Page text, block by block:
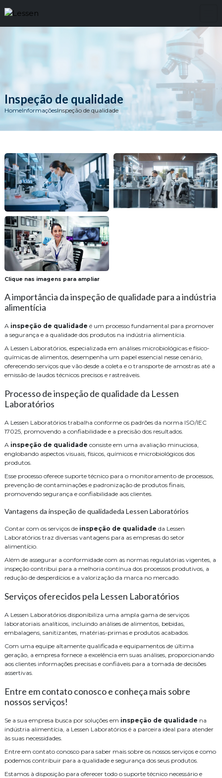
Inspeção de qualidade
HomeInformaçõesInspeção de qualidade
Clique nas imagens para ampliar
A importância da inspeção de qualidade para a indústria
alimentícia
A inspeção de qualidade é um processo fundamental para promover
a segurança e a qualidade dos produtos na indústria alimentícia.
A Lessen Laboratórios, especializada em análises microbiológicas e físico-
químicas de alimentos, desempenha um papel essencial nesse cenário,
oferecendo serviços que vão desde a coleta e o transporte de amostras até a
emissão de laudos técnicos precisos e rastreáveis.
Processo de inspeção de qualidade da Lessen
Laboratórios
A Lessen Laboratórios trabalha conforme os padrões da norma ISO/IEC
17025, promovendo a confiabilidade e a precisão dos resultados.
A inspeção de qualidade consiste em uma avaliação minuciosa,
englobando aspectos visuais, físicos, químicos e microbiológicos dos
produtos.
Esse processo oferece suporte técnico para o monitoramento de processos,
prevenção de contaminações e padronização de produtos finais,
promovendo segurança e confiabilidade aos clientes.
Vantagens da inspeção de qualidadeda Lessen Laboratórios
Contar com os serviços de inspeção de qualidade da Lessen
Laboratórios traz diversas vantagens para as empresas do setor
alimentício.
Além de assegurar a conformidade com as normas regulatórias vigentes, a
inspeção contribui para a melhoria contínua dos processos produtivos, a
redução de desperdícios e a valorização da marca no mercado.
Serviços oferecidos pela Lessen Laboratórios
A Lessen Laboratórios disponibiliza uma ampla gama de serviços
laboratoriais analíticos, incluindo análises de alimentos, bebidas,
embalagens, sanitizantes, matérias-primas e produtos acabados.
Com uma equipe altamente qualificada e equipamentos de última
geração, a empresa fornece a excelência em suas análises, proporcionando
aos clientes informações precisas e confiáveis para a tomada de decisões
assertivas.
Entre em contato conosco e conheça mais sobre
nossos serviços!
Se a sua empresa busca por soluções em inspeção de qualidade na
indústria alimentícia, a Lessen Laboratórios é a parceira ideal para atender
às suas necessidades.
Entre em contato conosco para saber mais sobre os nossos serviços e como
podemos contribuir para a qualidade e segurança dos seus produtos.
Estamos à disposição para oferecer todo o suporte técnico necessário e